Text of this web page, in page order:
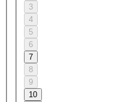
3
4
5
6
7
8
9
10